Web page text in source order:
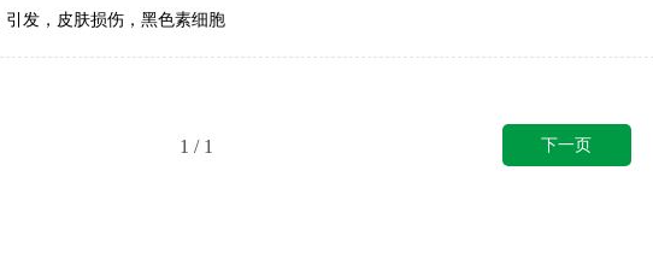
发，皮肤损伤，黑色素细胞
1 / 1 下一页